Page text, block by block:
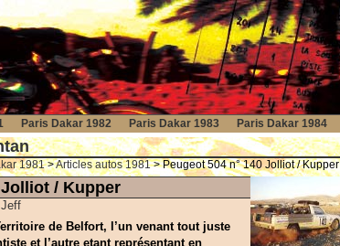
1981>Articles autos 1981> Peugeot 504 n° 140 Jolliot / Kupper
Jolliot / Kupper
Jeff
de Belfort, l’un venant tout juste
et l’autre etant représentant en
Paris Dakar 1982 Paris Dakar 1983 Paris Dakar 1984